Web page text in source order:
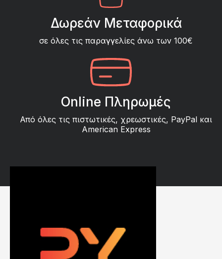
Δωρεάν Μεταφορικά
σε όλες τις παραγγελίες άνω των 100€
Online Πληρωμές
Από όλες τις πιστωτικές, χρεωστικές, PayPal και
American Express